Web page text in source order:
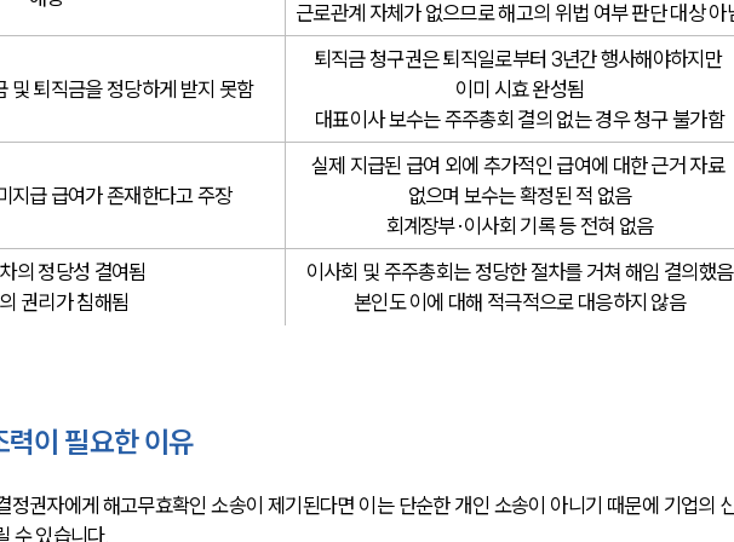
근로관계 자체가 없으므로 해고의 위법 여부 판단 대상 아
및 퇴직금을 정당하게 받지 못함
퇴직금 청구권은 퇴직일로부터 3년간 행사해야하지만
이미 시효 완성됨
대표이사 보수는 주주총회 결의 없는 경우 청구 불가함
지급 급여가 존재한다고 주장
실제 지급된 급여 외에 추가적인 급여에 대한 근거 자료
없으며 보수는 확정된 적 없음
회계장부·이사회 기록 등 전혀 없음
의 정당성 결여됨
권리가 침해됨
이사회 및 주주총회는 정당한 절차를 거쳐 해임 결의했음
본인도 이에 대해 적극적으로 대응하지 않음
이 필요한 이유
정권자에게 해고무효확인 소송이 제기된다면 이는 단순한 개인 소송이 아니기 때문에 기업의
수 있습니다.